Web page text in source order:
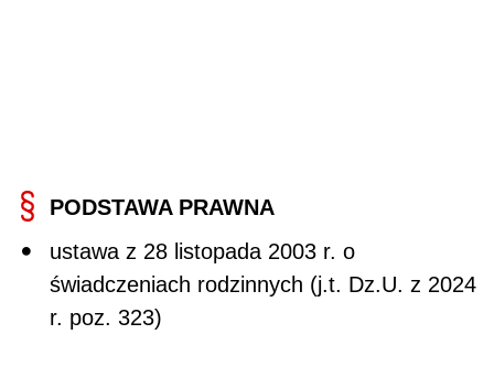
PODSTAWA PRAWNA
ustawa z 28 listopada 2003 r. o
świadczeniach rodzinnych (j.t. Dz.U. z 2024
r. poz. 323)